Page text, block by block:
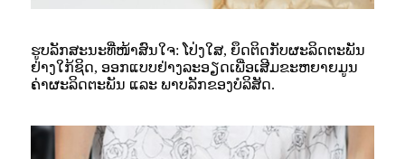
ຮູບລັກສະນະທີ່ໜ້າສົນໃຈ: ໂປ່ງໃສ, ຍຶດຕິດກັບຜະລິດຕະພັນ
ຢ່າງໃກ້ຊິດ, ອອກແບບຢ່າງລະອຽດເພື່ອເສີມຂະຫຍາຍມູນ
ຄ່າຜະລິດຕະພັນ ແລະ ພາບລັກຂອງບໍລິສັດ.